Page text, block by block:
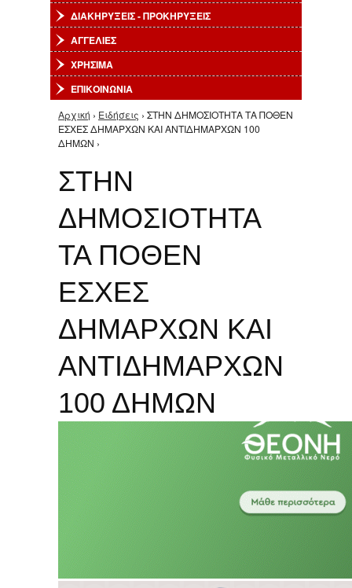
ΔΙΑΚΗΡΥΞΕΙΣ - ΠΡΟΚΗΡΥΞΕΙΣ
ΑΓΓΕΛΙΕΣ
ΧΡΗΣΙΜΑ
ΕΠΙΚΟΙΝΩΝΙΑ
Είστε εδώ
Αρχική › Ειδήσεις › ΣΤΗΝ ΔΗΜΟΣΙΟΤΗΤΑ ΤΑ ΠΟΘΕΝ
ΕΣΧΕΣ ΔΗΜΑΡΧΩΝ ΚΑΙ ΑΝΤΙΔΗΜΑΡΧΩΝ 100
ΔΗΜΩΝ ›
ΣΤΗΝ
ΔΗΜΟΣΙΟΤΗΤΑ
ΤΑ ΠΟΘΕΝ
ΕΣΧΕΣ
ΔΗΜΑΡΧΩΝ ΚΑΙ
ΑΝΤΙΔΗΜΑΡΧΩΝ
100 ΔΗΜΩΝ